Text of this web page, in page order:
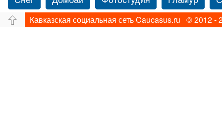
Путешествие
Перевал Ущелье
Кавказская социальная сеть Caucasus.ru © 2012 -